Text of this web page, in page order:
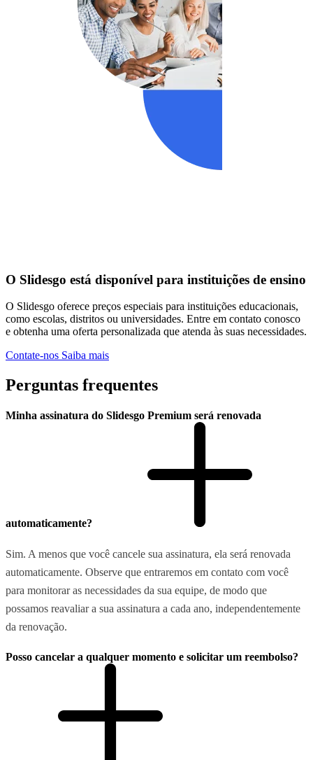
O Slidesgo está disponível para instituições de ensino
O Slidesgo oferece preços especiais para instituições educacionais,
como escolas, distritos ou universidades. Entre em contato conosco
e obtenha uma oferta personalizada que atenda às suas necessidades.
Contate-nos Saiba mais
Perguntas frequentes
Minha assinatura do Slidesgo Premium será renovada
automaticamente?
Sim. A menos que você cancele sua assinatura, ela será renovada
automaticamente. Observe que entraremos em contato com você
para monitorar as necessidades da sua equipe, de modo que
possamos reavaliar a sua assinatura a cada ano, independentemente
da renovação.
Posso cancelar a qualquer momento e solicitar um reembolso?